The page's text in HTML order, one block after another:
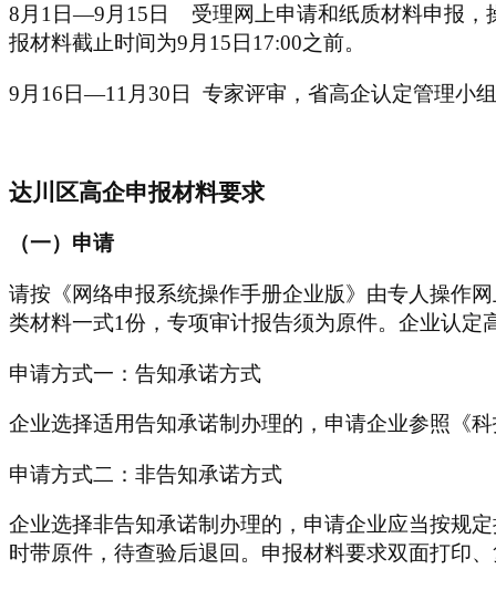
8月1日—9月15日 受理网上申请和纸质材料申报，
报材料截止时间为9月15日17:00之前。
9月16日—11月30日 专家评审，省高企认定管理小
达川区高企申报材料要求
（一）申请
请按《网络申报系统操作手册企业版》由专人操作
类材料一式1份，专项审计报告须为原件。企业认
申请方式一：告知承诺方式
企业选择适用告知承诺制办理的，申请企业参照《
申请方式二：非告知承诺方式
企业选择非告知承诺制办理的，申请企业应当按规
时带原件，待查验后退回。申报材料要求双面打印